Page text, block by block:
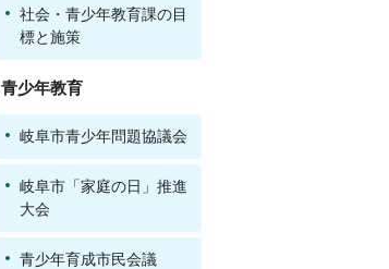
社会・青少年教育課の目
標と施策
青少年教育
岐阜市青少年問題協議会
岐阜市「家庭の日」推進
大会
青少年育成市民会議